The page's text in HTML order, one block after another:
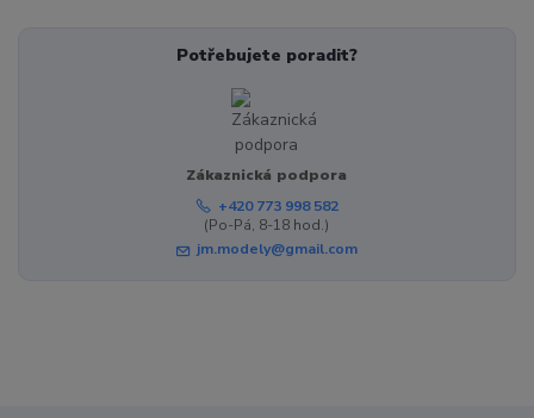
Potřebujete poradit?
Zákaznická podpora
+420 773 998 582
(Po-Pá, 8-18 hod.)
jm.modely@gmail.com